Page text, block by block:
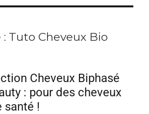
Tuto Cheveux Bio
Cheveux Biphasé
: pour des cheveux
santé !